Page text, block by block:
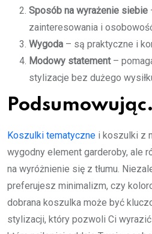
Sposób na wyrażenie siebie
zainteresowania i
Wygoda – są praktyczne i
Modowy statement–
stylizacje bez dużego
Koszulki tematyczne i koszulki z
wygodny element garderoby, ale
na wyróżnienie się z tłumu.
preferujesz minimalizm, czy
dobrana koszulka może być
stylizacji, który pozwoli Ci